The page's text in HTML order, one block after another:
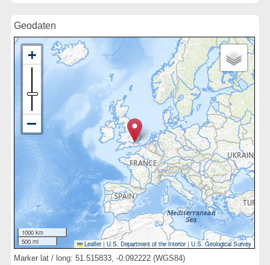
Geodaten
1000 km
500 mi
Leaflet | U.S. Department of the Interior|U.S. Geological Survey
Marker lat / long: 51.515833, -0.092222 (WGS84)